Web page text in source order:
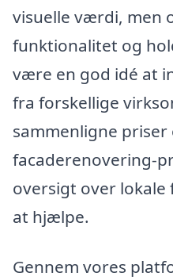
visuelle værdi, men
funktionalitet og
være en god idé at
fra forskellige
sammenligne priser
facaderenovering-
oversigt over
at hjælpe.
Gennem vores